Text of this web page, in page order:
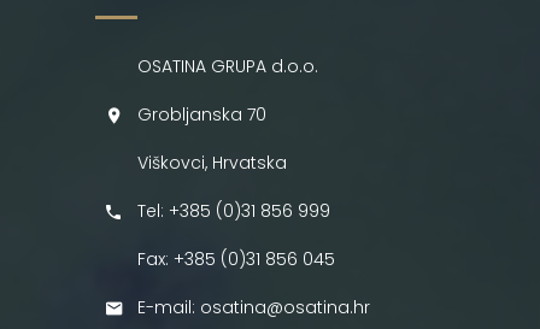
OSATINA GRUPA d.o.o.
Grobljanska 70
Viškovci, Hrvatska
Tel: +385 (0)31 856 999
Fax: +385 (0)31 856 045
E-mail: osatina@osatina.hr